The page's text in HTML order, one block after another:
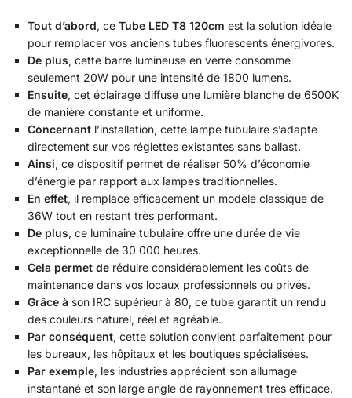
Tout d’abord, ce Tube LED T8 120cm est la solution idéale
pour remplacer vos anciens tubes fluorescents énergivores.
De plus, cette barre lumineuse en verre consomme
seulement 20W pour une intensité de 1800 lumens.
Ensuite, cet éclairage diffuse une lumière blanche de 6500K
de manière constante et uniforme.
Concernant l’installation, cette lampe tubulaire s’adapte
directement sur vos réglettes existantes sans ballast.
Ainsi, ce dispositif permet de réaliser 50% d’économie
d’énergie par rapport aux lampes traditionnelles.
En effet, il remplace efficacement un modèle classique de
36W tout en restant très performant.
De plus, ce luminaire tubulaire offre une durée de vie
exceptionnelle de 30 000 heures.
Cela permet de réduire considérablement les coûts de
maintenance dans vos locaux professionnels ou privés.
Grâce à son IRC supérieur à 80, ce tube garantit un rendu
des couleurs naturel, réel et agréable.
Par conséquent, cette solution convient parfaitement pour
les bureaux, les hôpitaux et les boutiques spécialisées.
Par exemple, les industries apprécient son allumage
instantané et son large angle de rayonnement très efficace.